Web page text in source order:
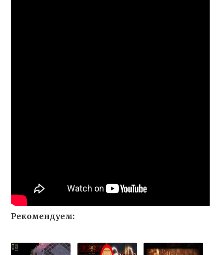
Рекомендуем: